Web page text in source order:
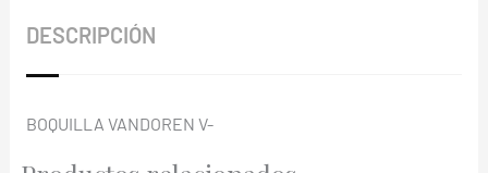
SM424
DESCRIPCIÓN
BOQUILLA VANDOREN V-